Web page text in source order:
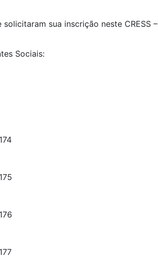
sua inscrição neste CRESS –
Sociais: